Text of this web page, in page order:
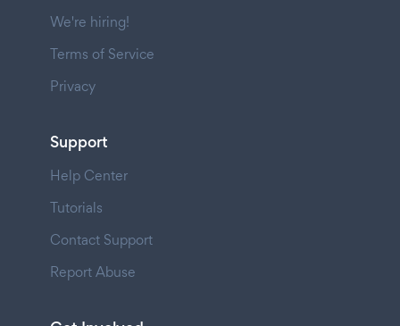
We're hiring!
Terms of Service
Privacy
Support
Help Center
Tutorials
Contact Support
Report Abuse